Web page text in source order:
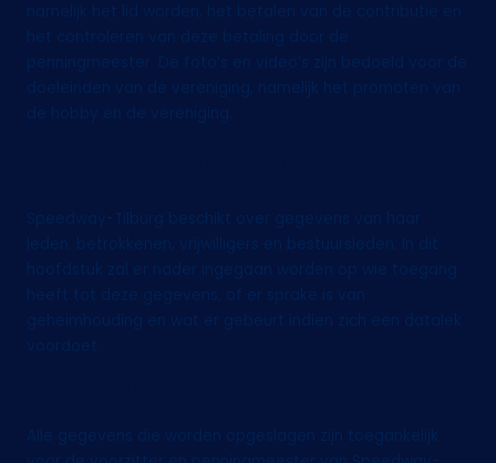
namelijk het lid worden, het betalen van de contributie en
het controleren van deze betaling door de
penningmeester. De foto’s en video’s zijn bedoeld voor de
doeleinden van de vereniging, namelijk het promoten van
de hobby en de vereniging.
Speedway-Tilburg beschikt over gegevens van haar
leden, betrokkenen, vrijwilligers en bestuursleden. In dit
hoofdstuk zal er nader ingegaan worden op wie toegang
heeft tot deze gegevens, of er sprake is van
geheimhouding en wat er gebeurt indien zich een datalek
voordoet.
Alle gegevens die worden opgeslagen zijn toegankelijk